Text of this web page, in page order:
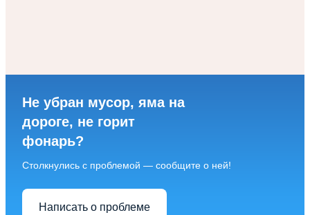
Не убран мусор, яма на
дороге, не горит
фонарь?
Столкнулись с проблемой — сообщите о ней!
Написать о проблеме